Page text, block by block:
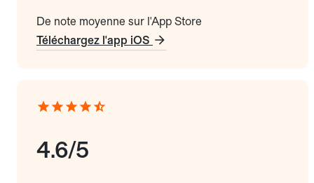
De note moyenne sur l'App Store
Téléchargez l'app iOS
4.6/5